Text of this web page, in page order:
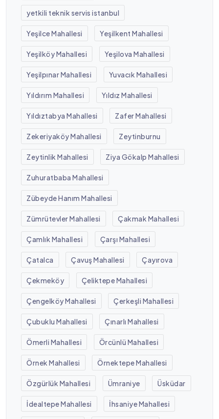
yetkili teknik servis istanbul
Yeşilce Mahallesi Yeşilkent Mahallesi
Yeşilköy Mahallesi Yeşilova Mahallesi
Yeşilpınar Mahallesi Yuvacık Mahallesi
Yıldırım Mahallesi Yıldız Mahallesi
Yıldıztabya Mahallesi Zafer Mahallesi
Zekeriyaköy Mahallesi Zeytinburnu
Zeytinlik Mahallesi Ziya Gökalp Mahallesi
Zuhuratbaba Mahallesi
Zübeyde Hanım Mahallesi
Zümrütevler Mahallesi Çakmak Mahallesi
Çamlık Mahallesi Çarşı Mahallesi
Çatalca Çavuş Mahallesi Çayırova
Çekmeköy Çeliktepe Mahallesi
Çengelköy Mahallesi Çerkeşli Mahallesi
Çubuklu Mahallesi Çınarlı Mahallesi
Ömerli Mahallesi Örcünlü Mahallesi
Örnek Mahallesi Örnektepe Mahallesi
Özgürlük Mahallesi Ümraniye Üsküdar
İdealtepe Mahallesi İhsaniye Mahallesi